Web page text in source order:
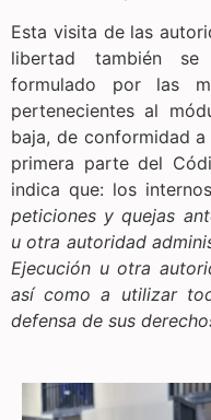
Esta visita de las
libertad también
formulado por las
pertenecientes al
baja, de conformidad
primera parte del
indica que: los
peticiones y quejas
u otra autoridad
Ejecución u otra
así como a utilizar
defensa de sus